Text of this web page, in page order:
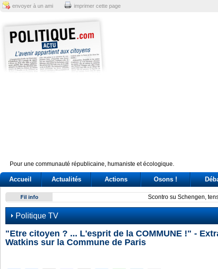
envoyer à un ami imprimer cette page
Pour une communauté républicaine, humaniste et écologique.
Accueil Actualités Actions Osons !
Fil info Scontro su Schengen, tensioni nel governo. Passa la linea
Politique TV
"Etre citoyen ? ... L'esprit de la COMMUNE !" -
Watkins sur la Commune de Paris